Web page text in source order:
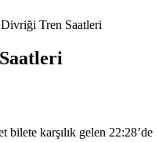
Tren Saatleri
karşılık gelen 22:28’de